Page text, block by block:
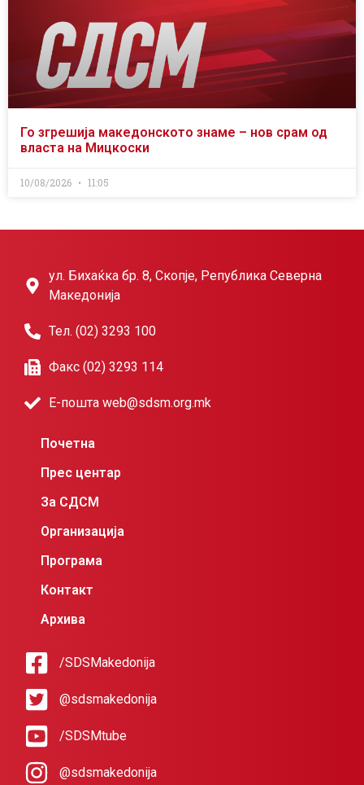
Го згрешија македонското знаме – нов срам од
власта на Мицкоски
10/08/2026 11:05
ул. Бихаќка бр. 8, Скопје, Република Северна
Македонија
Тел. (02) 3293 100
Факс (02) 3293 114
Е-пошта web@sdsm.org.mk
Почетна
Прес центар
За СДСМ
Организација
Програма
Контакт
Архива
/SDSMakedonija
@sdsmakedonija
/SDSMtube
@sdsmakedonija